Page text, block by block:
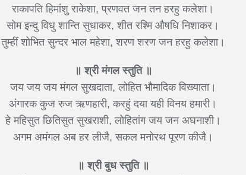
राकापति हिमांशु राकेशा, प्रणवत जन तन हरहु कलेशा।
सोम इन्दु विधु शान्ति सुधाकर, शीत रश्मि औषधि निशाकर।
तुम्हीं शोभित सुन्दर भाल महेशा, शरण शरण जन हरहु कलेशा।
॥ श्री मंगल स्तुति ॥
जय जय जय मंगल सुखदाता, लोहित भौमादिक विख्याता।
अंगारक कुज रुज ऋणहारी, करहुं दया यही विनय हमारी।
हे महिसुत छितिसुत सुखराशी, लोहितांग जय जन अघनाशी।
अगम अमंगल अब हर लीजै, सकल मनोरथ पूरण कीजै।
॥ श्री बुध स्तुति ॥